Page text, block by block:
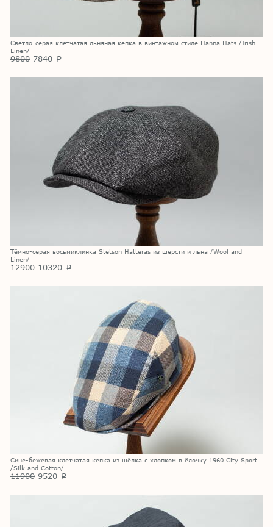
Светло-серая клетчатая льняная кепка в винтажном стиле Hanna Hats /Irish
Linen/
9800 7840 p
Тёмно-серая восьмиклинка Stetson Hatteras из шерсти и льна /Wool and
Linen/
12900 10320 p
Сине-бежевая клетчатая кепка из шёлка с хлопком в ёлочку 1960 City Sport
/Silk and Cotton/
11900 9520 p